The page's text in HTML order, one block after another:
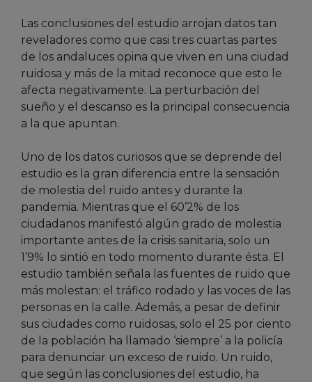
Las conclusiones del estudio arrojan datos tan
reveladores como que casi tres cuartas partes
de los andaluces opina que viven en una ciudad
ruidosa y más de la mitad reconoce que esto le
afecta negativamente. La perturbación del
sueño y el descanso es la principal consecuencia
a la que apuntan.
Uno de los datos curiosos que se deprende del
estudio es la gran diferencia entre la sensación
de molestia del ruido antes y durante la
pandemia. Mientras que el 60’2% de los
ciudadanos manifestó algún grado de molestia
importante antes de la crisis sanitaria, solo un
1’9% lo sintió en todo momento durante ésta. El
estudio también señala las fuentes de ruido que
más molestan: el tráfico rodado y las voces de las
personas en la calle. Además, a pesar de definir
sus ciudades como ruidosas, solo el 25 por ciento
de la población ha llamado ‘siempre’ a la policía
para denunciar un exceso de ruido. Un ruido,
que según las conclusiones del estudio, ha